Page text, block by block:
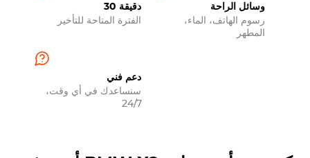
30 دقيقة
الفترة المتاحة للتأخير
وسائل الراحة
رسوم الهاتف، الماء،
المطهر
دعم فني
سنساعدك في أي وقت،
24/7